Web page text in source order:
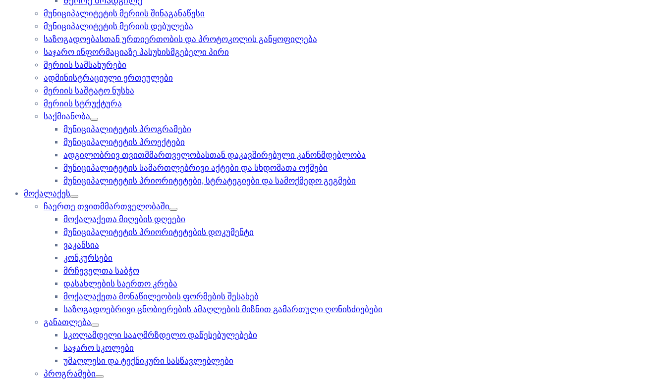
მუნიციპალიტეტის მერიის შინაგანაწესი
მუნიციპალიტეტის მერიის დებულება
საზოგადოებასთან ურთიერთობის და პროტოკოლის განყოფილება
საჯარო ინფორმაციაზე პასუხისმგებელი პირი
მერიის სამსახურები
ადმინისტრაციული ერთეულები
მერიის საშტატო ნუსხა
მერიის სტრუქტურა
საქმიანობა
მუნიციპალიტეტის პროგრამები
მუნიციპალიტეტის პროექტები
ადგილობრივ თვითმმართველობასთან დაკავშირებული კანონმდებლობა
მუნიციპალიტეტის სამართლებრივი აქტები და სხდომათა ოქმები
მუნიციპალიტეტის პრიორიტეტები, სტრატეგიები და სამოქმედო გეგმები
მოქალაქეს
ჩაერთე თვითმმართველობაში
მოქალაქეთა მიღების დღეები
მუნიციპალიტეტის პრიორიტეტების დოკუმენტი
ვაკანსია
კონკურსები
მრჩეველთა საბჭო
დასახლების საერთო კრება
მოქალაქეთა მონაწილეობის ფორმების შესახებ
საზოგადოებრივი ცნობიერების ამაღლების მიზნით გამართული ღონისძიებები
განათლება
სკოლამდელი სააღმრზდელო დაწესებულებები
საჯარო სკოლები
უმაღლესი და ტექნიკური სასწავლებლები
პროგრამები